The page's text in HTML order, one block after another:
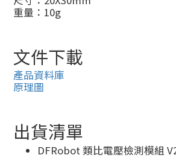
重量：10g
文件下載
產品資料庫
原理圖
出貨清單
DFRobot 類比電壓檢測模組